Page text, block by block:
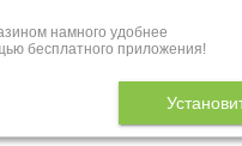
намного удобнее
бесплатного приложения!